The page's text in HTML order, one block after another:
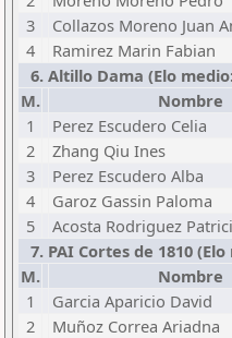
3
Collazos Moreno Juan
4
Ramirez Marin Fabian
6. Altillo Dama (Elo
M.
Nombre
1
Perez Escudero Celia
2
Zhang Qiu Ines
3
Perez Escudero Alba
4
Garoz Gassin Paloma
5
Acosta Rodriguez
7. PAI Cortes de 1810
M.
Nombre
1
Garcia Aparicio David
2
Muñoz Correa Ariadna